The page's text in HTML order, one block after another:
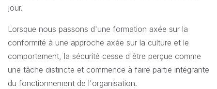
jour.
Lorsque nous passons d'une formation axée sur la
conformité à une approche axée sur la culture et le
comportement, la sécurité cesse d'être perçue comme
une tâche distincte et commence à faire partie intégrante
du fonctionnement de l'organisation.